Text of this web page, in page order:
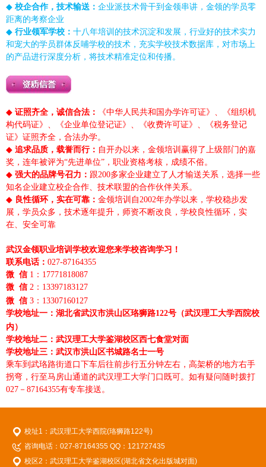
◆ 校企合作，技术输送： 企业派技术骨干到金领串讲，金领的学员零
距离的考察企业
◆ 行业领军学校： 十八年培训的技术沉淀和发展，行业好的技术实力
和宠大的学员群体反哺学校的技术，充实学校技术数据库，对市场上
的产品进行深度分析，将技术精准定位和传播。
◆ 证照齐全，诚信合法：
《中华人民共和国办学许可证》、《组织机
构代码证》、《企业单位登记证》、《收费许可证》、《税务登记
证》证照齐全，合法办学。
◆ 追求品质，载誉而行： 自开办以来，金领培训赢得了上级部门的嘉
奖，连年被评为“先进单位”，职业资格考核，成绩不俗。
◆ 强大的品牌号召力： 跟200多家企业建立了人才输送关系，选择一些
知名企业建立校企合作、技术联盟的合作伙伴关系。
◆ 良性循环，实在可靠： 金领培训自2002年办学以来，学校稳步发
展，学员众多，技术逐年提升，师资不断改良，学校良性循环，实
在、安全可靠
武汉金领职业培训学校欢迎您来学校咨询学习！
联系电话： 027-87164355
微 信1：17771818087
微 信2：13397183127
微 信3：13307160127
学校地址一：湖北省武汉市洪山区珞狮路122号（武汉理工大学西院校
内）
学校地址二：武汉理工大学鉴湖校区西七食堂对面
学校地址三：武汉市洪山区书城路名士一号
乘车到武珞路街道口下车后往前步行五分钟左右，高架桥的地方右手
拐弯，行至马房山通道的武汉理工大学门口既可。如有疑问随时拨打
027－87164355有专车接送。
校址1：武汉理工大学西院(珞狮路122号)
咨询电话：027-87164355 QQ：121727435
校区2：武汉理工大学鉴湖校区(湖北省文化出版城对面)